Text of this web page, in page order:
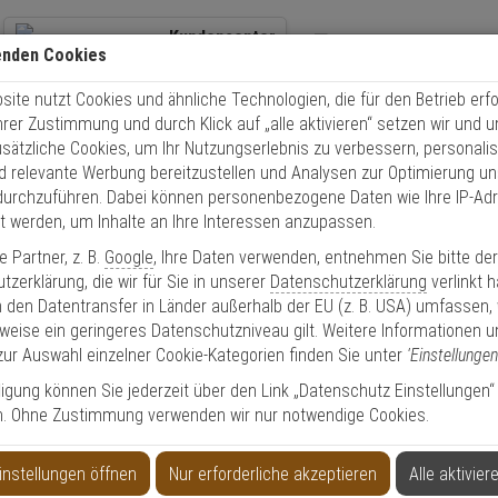
Kundencenter
Kontaktservice nutzen
Mo. - Do.: 8:00 - 16:30 Fr. 8:00 - 14:00 Uhr
Zutritt Einbruch Brand
90° Spiegeloptik
Produktinformationen
Bewegungsmelder
nach Richtlinien:EN 50131 Grad 2
Cookies
nutzt Cookies und ähnliche Technologien, die für den Betrieb
Zustimmung und durch Klick auf „alle aktivieren“ setzen wir und
Cookies, um Ihr Nutzungserlebnis zu verbessern,
relevante Werbung bereitzustellen und Analysen zur Optimierung
Dabei können personenbezogene Daten wie Ihre IP-
werden, um Inhalte an Ihre Interessen anzupassen.
Partner, z. B. Google, Ihre Daten verwenden, entnehmen Sie bitte
die wir für Sie in unserer Datenschutzerklärung verlinkt
den Datentransfer in Länder außerhalb der EU (z. B. USA) umfassen,
ein geringeres Datenschutzniveau gilt. Weitere Informationen
Auswahl einzelner Cookie-Kategorien finden Sie unter
können Sie jederzeit über den Link „Datenschutz
Ohne Zustimmung verwenden wir nur notwendige Cookies.
öffnen Nur erforderliche akzeptieren Alle